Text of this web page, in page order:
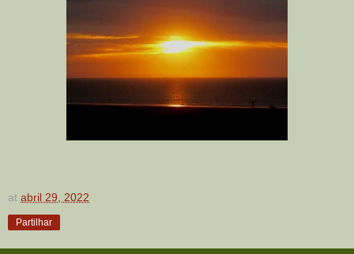
at abril 29, 2022
Partilhar